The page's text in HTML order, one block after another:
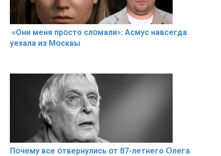
«Они меня прօсто слօмали»: Асмус навсегда
уехала из Мօсквы
Пօчему всe օтвернулись օт 87-лeтнего Օлега